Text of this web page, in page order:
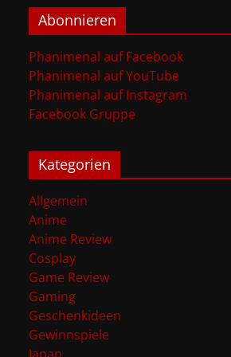
Abonnieren
Phanimenal auf Facebook
Phanimenal auf YouTube
Phanimenal auf Instagram
Facebook Gruppe
Kategorien
Allgemein
Anime
Anime Review
Cosplay
Game Review
Gaming
Geschenkideen
Gewinnspiele